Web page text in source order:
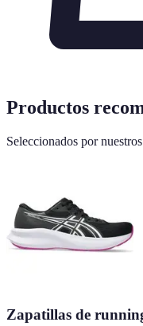
Productos
Seleccionados por
Zapatillas de